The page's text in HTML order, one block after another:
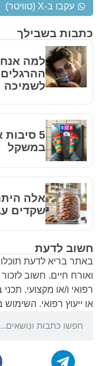
חשוב לדעת
באתר בריא לדעת תוכלו
ואורח חיים. חשוב
רפואי ו/או מקצועי.
או ייעוץ רפואי.
כתבות בשבילך
למה
לשמיכה
5
במשקל
אלה
שקדים
עקבו ב-X (טוויטר)